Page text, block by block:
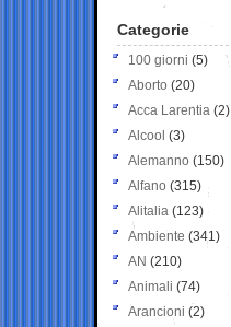
Categorie
100 giorni (5)
Aborto (20)
Acca Larentia (2)
Alcool (3)
Alemanno (150)
Alfano (315)
Alitalia (123)
Ambiente (341)
AN (210)
Animali (74)
Arancioni (2)